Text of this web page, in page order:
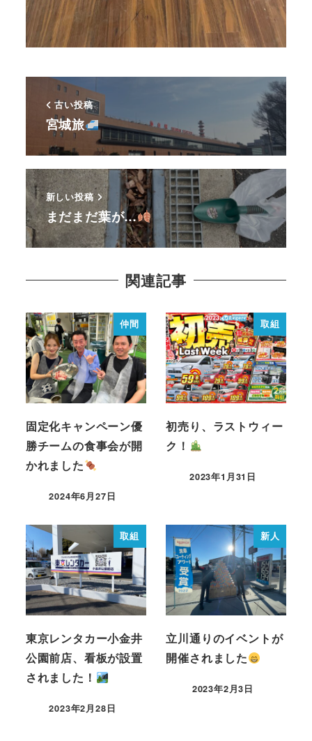
古い投稿
宮城旅
新しい投稿
まだまだ葉が…
関連記事
仲間
固定化キャンペーン優
勝チームの食事会が開
かれました
2024年6月27日
取組
初売り、ラストウィー
ク！
2023年1月31日
取組
東京レンタカー小金井
公園前店、看板が設置
されました！
2023年2月28日
新人
立川通りのイベントが
開催されました
2023年2月3日